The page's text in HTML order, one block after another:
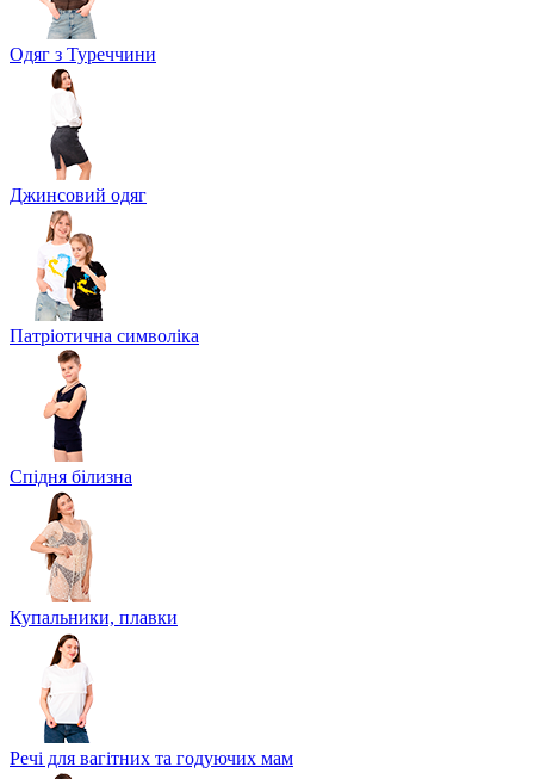
Одяг з Туреччини
Джинсовий одяг
Патріотична символіка
Спідня білизна
Купальники, плавки
Речі для вагітних та годуючих мам